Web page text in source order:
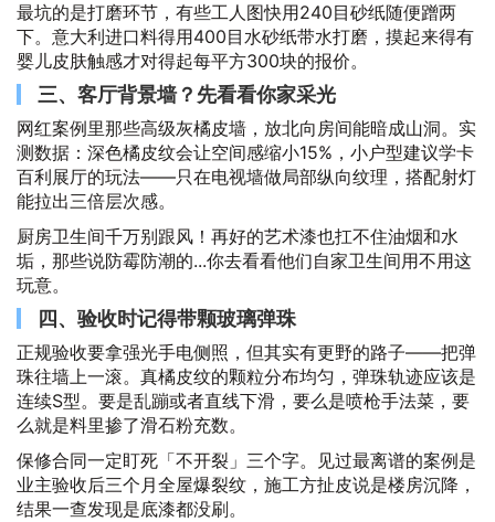
最坑的是打磨环节，有些工人图快用240目砂纸随便蹭两
下。意大利进口料得用400目水砂纸带水打磨，摸起来得有
婴儿皮肤触感才对得起每平方300块的报价。
三、客厅背景墙？先看看你家采光
网红案例里那些高级灰橘皮墙，放北向房间能暗成山洞。实
测数据：深色橘皮纹会让空间感缩小15%，小户型建议学卡
百利展厅的玩法——只在电视墙做局部纵向纹理，搭配射灯
能拉出三倍层次感。
厨房卫生间千万别跟风！再好的艺术漆也扛不住油烟和水
垢，那些说防霉防潮的...你去看看他们自家卫生间用不用这
玩意。
四、验收时记得带颗玻璃弹珠
正规验收要拿强光手电侧照，但其实有更野的路子——把弹
珠往墙上一滚。真橘皮纹的颗粒分布均匀，弹珠轨迹应该是
连续S型。要是乱蹦或者直线下滑，要么是喷枪手法菜，要
么就是料里掺了滑石粉充数。
保修合同一定盯死「不开裂」三个字。见过最离谱的案例是
业主验收后三个月全屋爆裂纹，施工方扯皮说是楼房沉降，
结果一查发现是底漆都没刷。